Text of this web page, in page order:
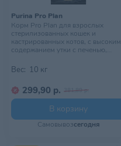
Purina Pro Plan
Корм Pro Plan для взрослых
стерилизованных кошек и
кастрированных котов, с высоким
содержанием утки с печенью,
Вес: 10 кг
299,90 р. 381,89 р.
В корзину
Самовывозсегодня